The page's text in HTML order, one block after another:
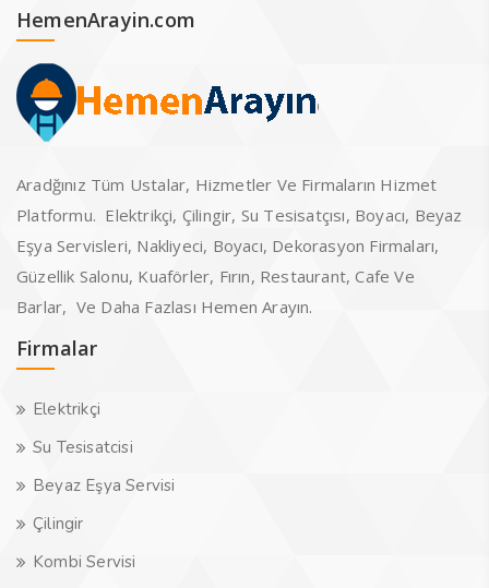
HemenArayin.com
Aradğınız Tüm Ustalar, Hizmetler Ve Firmaların Hizmet
Platformu. Elektrikçi, Çilingir, Su Tesisatçısı, Boyacı, Beyaz
Eşya Servisleri, Nakliyeci, Boyacı, Dekorasyon Firmaları,
Güzellik Salonu, Kuaförler, Fırın, Restaurant, Cafe Ve
Barlar, Ve Daha Fazlası Hemen Arayın.
Firmalar
Elektrikçi
Su Tesisatcisi
Beyaz Eşya Servisi
Çilingir
Kombi Servisi